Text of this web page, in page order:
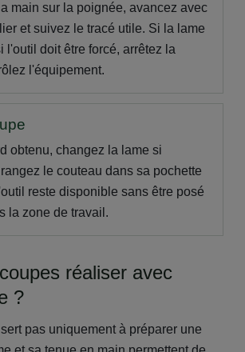
main sur la poignée, avancez avec
et suivez le tracé utile. Si la lame
l'outil doit être forcé, arrêtez la
l'équipement.
obtenu, changez la lame si
le couteau dans sa pochette
reste disponible sans être posé
la zone de travail.
réaliser avec
?
pas uniquement à préparer une